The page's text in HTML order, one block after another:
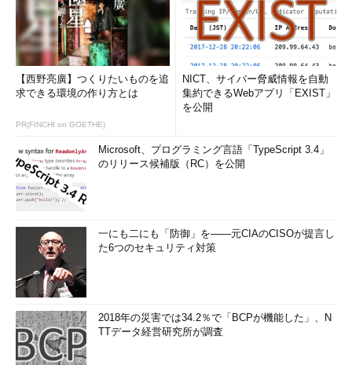
【西野亮廣】つくりたいものを追
求できる環境の作り方とは
PR(FINCHI on GOETHE)
NICT、サイバー脅威情報を自動
集約できるWebアプリ「EXIST」
を公開
Microsoft、プログラミング言語「TypeScript 3.4」
のリリース候補版（RC）を公開
一にも二にも「防御」を――元CIAのCISOが提言し
た6つのセキュリティ対策
2018年の災害では34.2％で「BCPが機能した」、N
TTデータ経営研究所が調査